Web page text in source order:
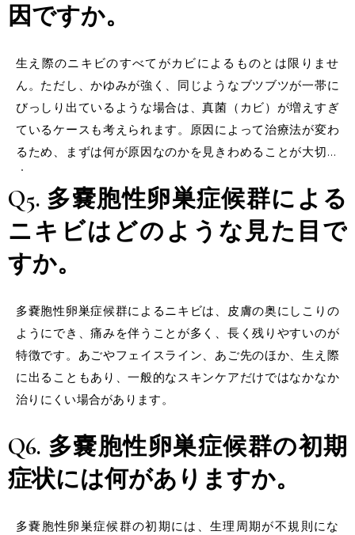
因ですか。
生え際のニキビのすべてがカビによるものとは限りませ
ん。ただし、かゆみが強く、同じようなブツブツが一帯に
びっしり出ているような場合は、真菌（カビ）が増えすぎ
ているケースも考えられます。原因によって治療法が変わ
るため、まずは何が原因なのかを見きわめることが大切で
す。
Q5. 多嚢胞性卵巣症候群による
ニキビはどのような見た目で
すか。
多嚢胞性卵巣症候群によるニキビは、皮膚の奥にしこりの
ようにでき、痛みを伴うことが多く、長く残りやすいのが
特徴です。あごやフェイスライン、あご先のほか、生え際
に出ることもあり、一般的なスキンケアだけではなかなか
治りにくい場合があります。
Q6. 多嚢胞性卵巣症候群の初期
症状には何がありますか。
多嚢胞性卵巣症候群の初期には、生理周期が不規則にな